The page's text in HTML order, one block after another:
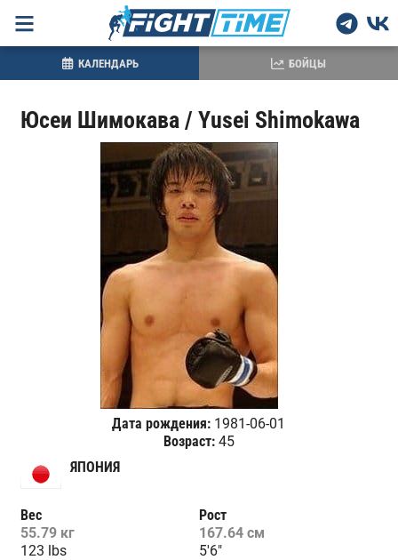
Юсеи Шимокава / Yusei Shimokawa
Дата рождения: 1981-06-01
Возраст:45
ЯПОНИЯ
Вес
55.79 кг
123 lbs
Рост
167.64 см
5'6"
КАЛЕНДАРЬ БОЙЦЫ